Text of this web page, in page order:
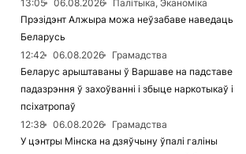
13:05
06.08.2026
Палітыка, Эканоміка
Прэзідэнт Алжыра можа неўзабаве наведаць
Беларусь
12:42
06.08.2026
Грамадства
Беларус арыштаваны ў Варшаве на падставе
падазрэння ў захоўванні і збыце наркотыкаў і
псіхатропаў
12:38
06.08.2026
Грамадства
У цэнтры Мінска на дзяўчыну ўпалі галіны